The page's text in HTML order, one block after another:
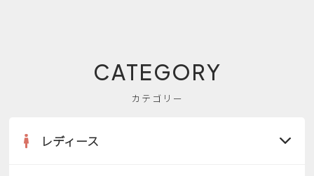
CATEGORY
カテゴリー
レディース